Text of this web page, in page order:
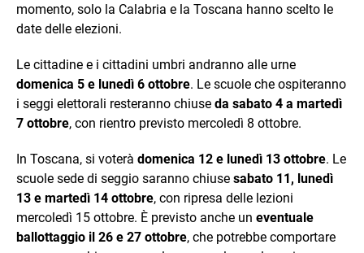
momento, solo la Calabria e la Toscana hanno scelto le
date delle elezioni.
Le cittadine e i cittadini umbri andranno alle urne
domenica 5 e lunedì 6 ottobre. Le scuole che ospiteranno
i seggi elettorali resteranno chiuse da sabato 4 a martedì
7 ottobre, con rientro previsto mercoledì 8 ottobre.
In Toscana, si voterà domenica 12 e lunedì 13 ottobre. Le
scuole sede di seggio saranno chiuse sabato 11, lunedì
13 e martedì 14 ottobre, con ripresa delle lezioni
mercoledì 15 ottobre. È previsto anche un eventuale
ballottaggio il 26 e 27 ottobre, che potrebbe comportare